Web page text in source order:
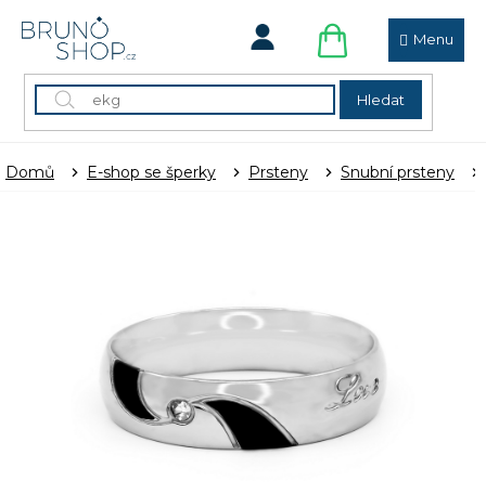
Hledat
NÁKUPNÍ
KOŠÍK
Domů E-shop se šperky Prsteny Snubní prsteny